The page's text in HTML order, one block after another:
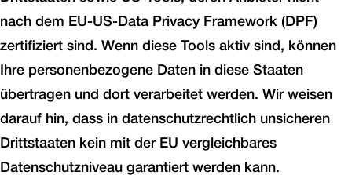
nach dem EU-US-Data Privacy Framework (DPF)
zertifiziert sind. Wenn diese Tools aktiv sind, können
Ihre personenbezogene Daten in diese Staaten
übertragen und dort verarbeitet werden. Wir weisen
darauf hin, dass in datenschutzrechtlich unsicheren
Drittstaaten kein mit der EU vergleichbares
Datenschutzniveau garantiert werden kann.